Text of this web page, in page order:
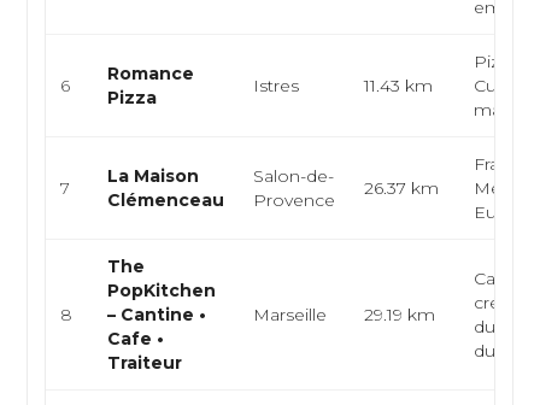
6
Romance
Pizza
Istres 11.43 km
Cuisine
marché
7
La Maison
Clémenceau
Salon-de-
Provence
26.37 km
8
The
PopKitchen
– Cantine •
Cafe •
Traiteur
Marseille 29.19 km
Café-
du
du